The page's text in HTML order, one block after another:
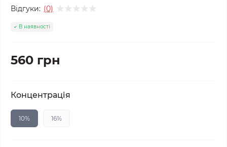
Відгуки: (0)
В наявності
560 грн
Концентрація
10% 16%